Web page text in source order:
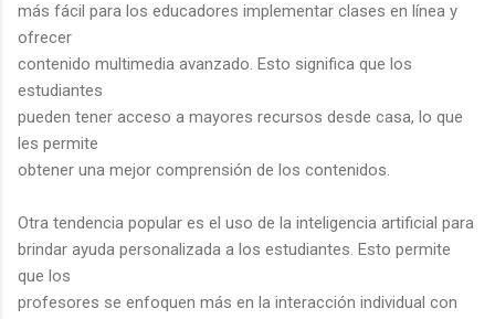
más fácil para los educadores implementar clases en línea y
ofrecer
contenido multimedia avanzado. Esto significa que los
estudiantes
pueden tener acceso a mayores recursos desde casa, lo que
les permite
obtener una mejor comprensión de los contenidos.
Otra tendencia popular es el uso de la inteligencia artificial para
brindar ayuda personalizada a los estudiantes. Esto permite
que los
profesores se enfoquen más en la interacción individual con